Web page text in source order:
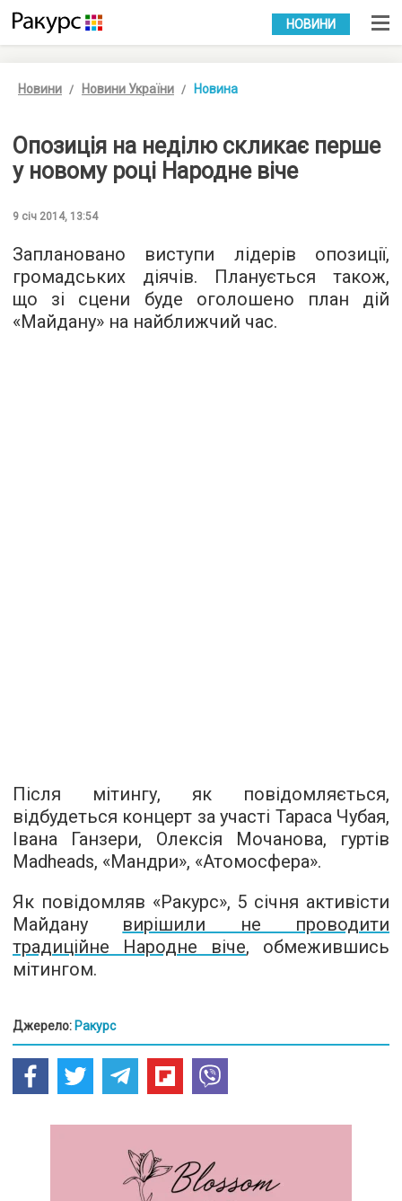
УКР РУС
НОВИНИ
Новини Новини України Новина
Опозиція на неділю скликає перше
у новому році Народне віче
9 січ 2014, 13:54
Заплановано виступи лідерів опозиції,
громадських діячів. Планується також,
що зі сцени буде оголошено план дій
«Майдану» на найближчий час.
Після мітингу, як повідомляється,
відбудеться концерт за участі Тараса Чубая,
Івана Ганзери, Олексія Мочанова, гуртів
Madheads, «Мандри», «Атомосфера».
Як повідомляв «Ракурс», 5 січня активісти
Майдану вирішили не проводити
традиційне Народне віче, обмежившись
мітингом.
Джерело: Ракурс